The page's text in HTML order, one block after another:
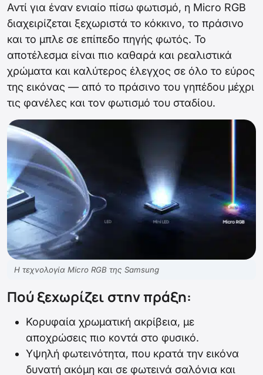
Αντί για έναν ενιαίο πίσω φωτισμό, η Micro RGB
διαχειρίζεται ξεχωριστά το κόκκινο, το πράσινο
και το μπλε σε επίπεδο πηγής φωτός. Το
αποτέλεσμα είναι πιο καθαρά και ρεαλιστικά
χρώματα και καλύτερος έλεγχος σε όλο το εύρος
της εικόνας — από το πράσινο του γηπέδου μέχρι
τις φανέλες και τον φωτισμό του σταδίου.
Η τεχνολογία Micro RGB της Samsung
Πού ξεχωρίζει στην πράξη:
Κορυφαία χρωματική ακρίβεια, με
αποχρώσεις πιο κοντά στο φυσικό.
Υψηλή φωτεινότητα, που κρατά την εικόνα
δυνατή ακόμη και σε φωτεινά σαλόνια και